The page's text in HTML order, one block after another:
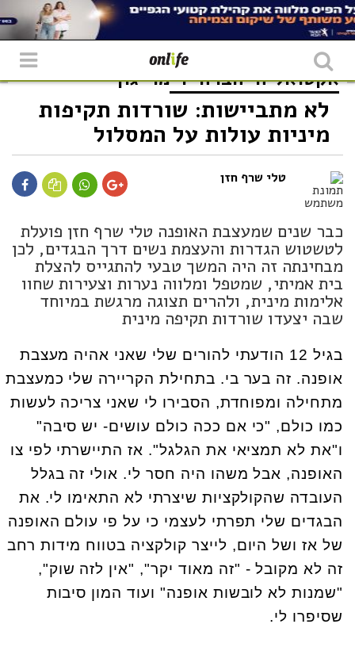
אקטואליה חברה דימוי גוף
לא מתביישות: שורדות תקיפות
מיניות עולות על המסלול
טלי שרף חזן
כבר שנים שמעצבת האופנה טלי שרף חזן פועלת
לטשטוש הגדרות והעצמת נשים דרך הבגדים, לכן
מבחינתה זה היה המשך טבעי להתגייס להצלת
בית אמיתי, שמטפל ומלווה נערות וצעירות שחוו
אלימות מינית, ולהרים תצוגה מרגשת במיוחד
שבה יצעדו שורדות תקיפה מינית
בגיל 12 הודעתי להורים שלי שאני אהיה מעצבת
אופנה. זה בער בי. בתחילת הקריירה שלי כמעצבת
מתחילה ומפוחדת, הסבירו לי שאני צריכה לעשות
כמו כולם, "כי אם ככה כולם עושים- יש סיבה"
ו"את לא תמציאי את הגלגל". אז התיישרתי לפי צו
האופנה, אבל משהו היה חסר לי. אולי זה בגלל
העובדה שהקולקציות שיצרתי לא התאימו לי. את
הבגדים שלי תפרתי לעצמי כי על פי עולם האופנה
של אז ושל היום, לייצר קולקציה בטווח מידות רחב
זה לא מקובל - "זה מאוד יקר", "אין לזה שוק",
"שמנות לא לובשות אופנה" ועוד המון סיבות
שסיפרו לי.